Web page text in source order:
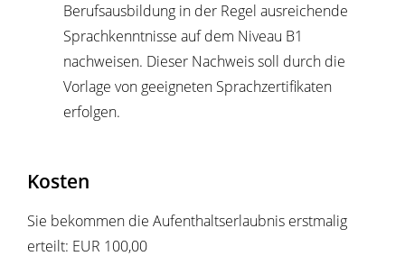
Berufsausbildung in der Regel ausreichende
Sprachkenntnisse auf dem Niveau B1
nachweisen. Dieser Nachweis soll durch die
Vorlage von geeigneten Sprachzertifikaten
erfolgen.
Kosten
Sie bekommen die Aufenthaltserlaubnis erstmalig
erteilt: EUR 100,00